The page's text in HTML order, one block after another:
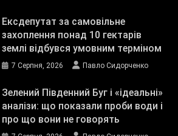
Ексдепутат за самовільне
захоплення понад 10 гектарів
землі відбувся умовним терміном
7 Серпня, 2026 Павло Сидорченко
Зелений Південний Буг і «ідеальні»
аналізи: що показали проби води і
про що вони не говорять